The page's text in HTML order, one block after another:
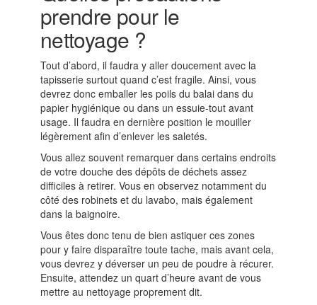
prendre pour le
nettoyage ?
Tout d’abord, il faudra y aller doucement avec la
tapisserie surtout quand c’est fragile. Ainsi, vous
devrez donc emballer les poils du balai dans du
papier hygiénique ou dans un essuie-tout avant
usage. Il faudra en dernière position le mouiller
légèrement afin d’enlever les saletés.
Vous allez souvent remarquer dans certains endroits
de votre douche des dépôts de déchets assez
difficiles à retirer. Vous en observez notamment du
côté des robinets et du lavabo, mais également
dans la baignoire.
Vous êtes donc tenu de bien astiquer ces zones
pour y faire disparaître toute tache, mais avant cela,
vous devrez y déverser un peu de poudre à récurer.
Ensuite, attendez un quart d’heure avant de vous
mettre au nettoyage proprement dit.